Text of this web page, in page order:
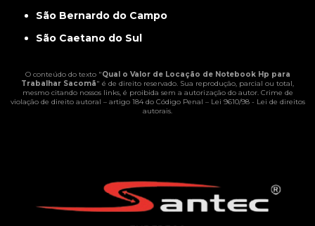
São Bernardo do Campo
São Caetano do Sul
O conteúdo do texto "Qual o Valor de Locação de Notebook Hp para
Trabalhar Sacomã" é de direito reservado. Sua reprodução, parcial ou total,
mesmo citando nossos links, é proibida sem a autorização do autor. Crime de
violação de direito autoral – artigo 184 do Código Penal – Lei 9610/98 - Lei de direitos
autorais.